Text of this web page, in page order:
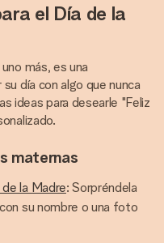
el Día de la
más, es una
día con algo que nunca
ideas para desearle "Feliz
maternas
de la Madre: Sorpréndela
su nombre o una foto